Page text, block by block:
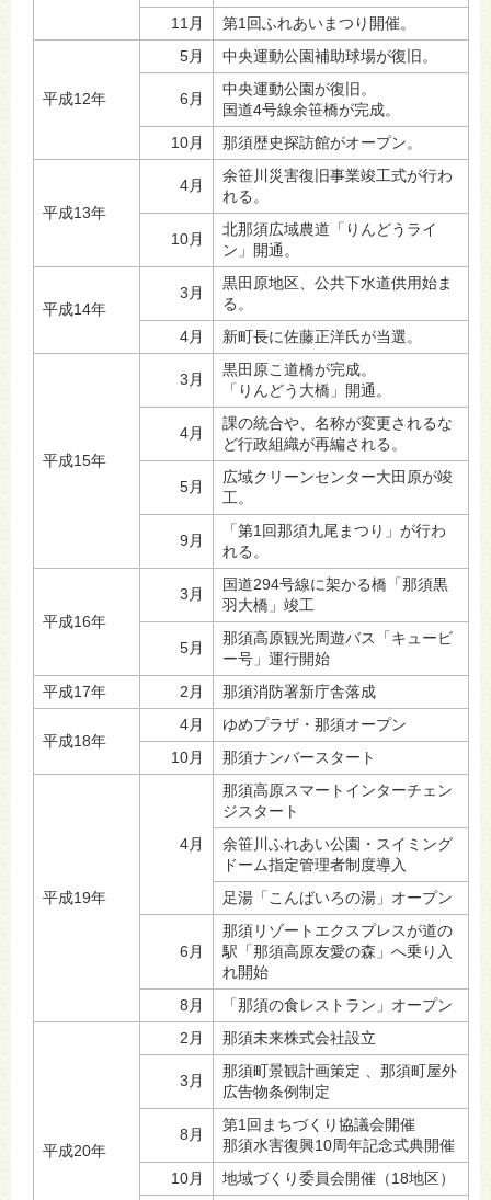
11月
第1回ふれあいまつり開催。
平成12年
5月 中央運動公園補助球場が復旧。
6月
中央運動公園が復旧。
国道4号線余笹橋が完成。
10月
那須歴史探訪館がオープン。
平成13年
4月
余笹川災害復旧事業竣工式が行わ
れる。
10月
北那須広域農道「りんどうライ
ン」開通。
平成14年
3月
黒田原地区、公共下水道供用始ま
る。
4月
新町長に佐藤正洋氏が当選。
平成15年
3月
黒田原こ道橋が完成。
「りんどう大橋」開通。
4月
課の統合や、名称が変更されるな
ど行政組織が再編される。
5月
広域クリーンセンター大田原が竣
工。
9月
「第1回那須九尾まつり」が行わ
れる。
平成16年
3月
国道294号線に架かる橋「那須黒
羽大橋」竣工
5月
那須高原観光周遊バス「キュービ
ー号」運行開始
平成17年
2月 那須消防署新庁舎落成
平成18年
4月
ゆめプラザ・那須オープン
10月
那須ナンバースタート
平成19年
4月
那須高原スマートインターチェン
ジスタート
余笹川ふれあい公園・スイミング
ドーム指定管理者制度導入
足湯「こんばいろの湯」オープン
6月
那須リゾートエクスプレスが道の
駅「那須高原友愛の森」へ乗り入
れ開始
8月
「那須の食レストラン」オープン
平成20年
2月 那須未来株式会社設立
3月
那須町景観計画策定 、那須町屋外
広告物条例制定
8月
第1回まちづくり協議会開催
那須水害復興10周年記念式典開催
10月
地域づくり委員会開催（18地区）